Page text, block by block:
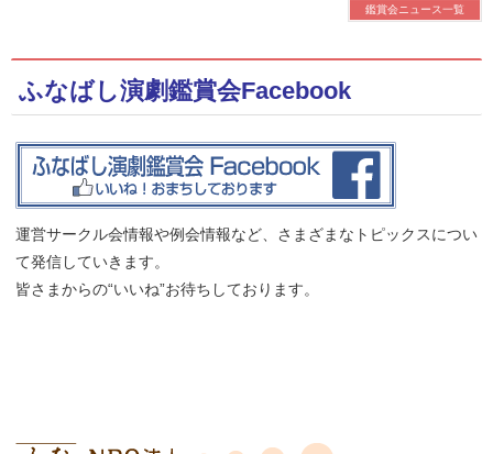
鑑賞会ニュース一覧
ふなばし演劇鑑賞会Facebook
運営サークル会情報や例会情報など、さまざまなトピックスについ
て発信していきます。
皆さまからの“いいね”お待ちしております。